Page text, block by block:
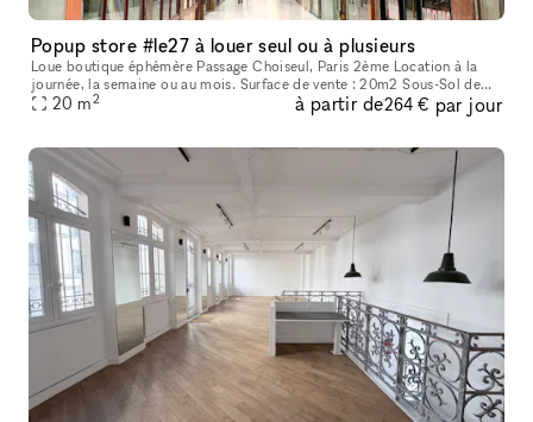
Popup store #le27 à louer seul ou à plusieurs
Loue boutique éphémère Passage Choiseul, Paris 2ème Location à la
journée, la semaine ou au mois. Surface de vente : 20m2 Sous-Sol de
19m2 avec point d’eau, toilette et espace de stockage. Double e
20 m2 à partir de264 € par jour